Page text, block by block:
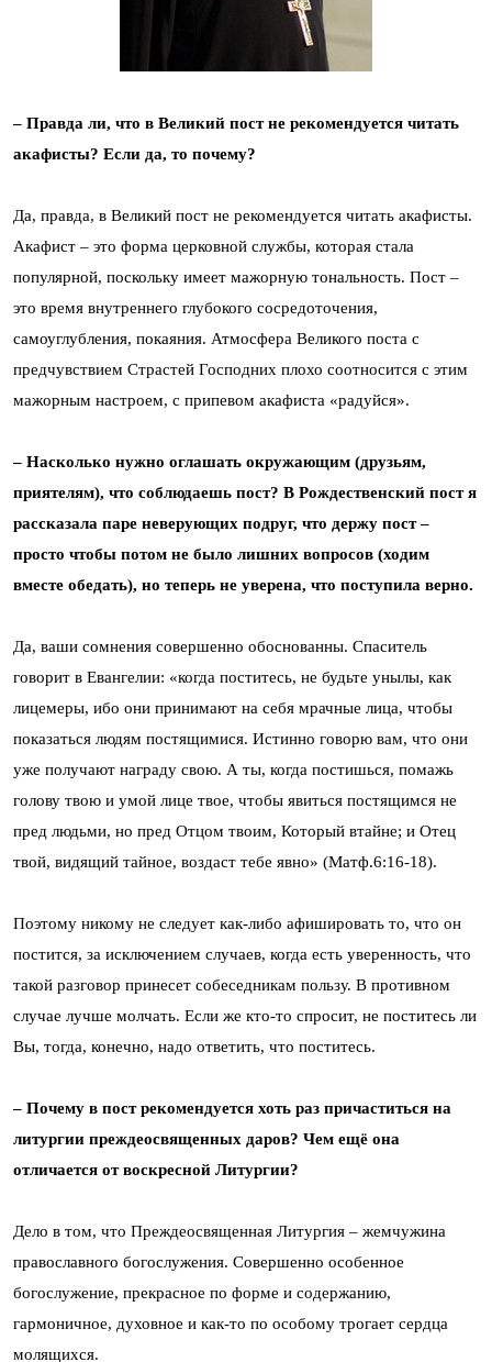
– Правда ли, что в Великий пост не рекомендуется читать
акафисты? Если да, то почему?
Да, правда, в Великий пост не рекомендуется читать акафисты.
Акафист – это форма церковной службы, которая стала
популярной, поскольку имеет мажорную тональность. Пост –
это время внутреннего глубокого сосредоточения,
самоуглубления, покаяния. Атмосфера Великого поста с
предчувствием Страстей Господних плохо соотносится с этим
мажорным настроем, с припевом акафиста «радуйся».
– Насколько нужно оглашать окружающим (друзьям,
приятелям), что соблюдаешь пост? В Рождественский пост я
рассказала паре неверующих подруг, что держу пост –
просто чтобы потом не было лишних вопросов (ходим
вместе обедать), но теперь не уверена, что поступила верно.
Да, ваши сомнения совершенно обоснованны. Спаситель
говорит в Евангелии: «когда поститесь, не будьте унылы, как
лицемеры, ибо они принимают на себя мрачные лица, чтобы
показаться людям постящимися. Истинно говорю вам, что они
уже получают награду свою. А ты, когда постишься, помажь
голову твою и умой лице твое, чтобы явиться постящимся не
пред людьми, но пред Отцом твоим, Который втайне; и Отец
твой, видящий тайное, воздаст тебе явно» (Матф.6:16-18).
Поэтому никому не следует как-либо афишировать то, что он
постится, за исключением случаев, когда есть уверенность, что
такой разговор принесет собеседникам пользу. В противном
случае лучше молчать. Если же кто-то спросит, не поститесь ли
Вы, тогда, конечно, надо ответить, что поститесь.
– Почему в пост рекомендуется хоть раз причаститься на
литургии преждеосвященных даров? Чем ещё она
отличается от воскресной Литургии?
Дело в том, что Преждеосвященная Литургия – жемчужина
православного богослужения. Совершенно особенное
богослужение, прекрасное по форме и содержанию,
гармоничное, духовное и как-то по особому трогает сердца
молящихся.